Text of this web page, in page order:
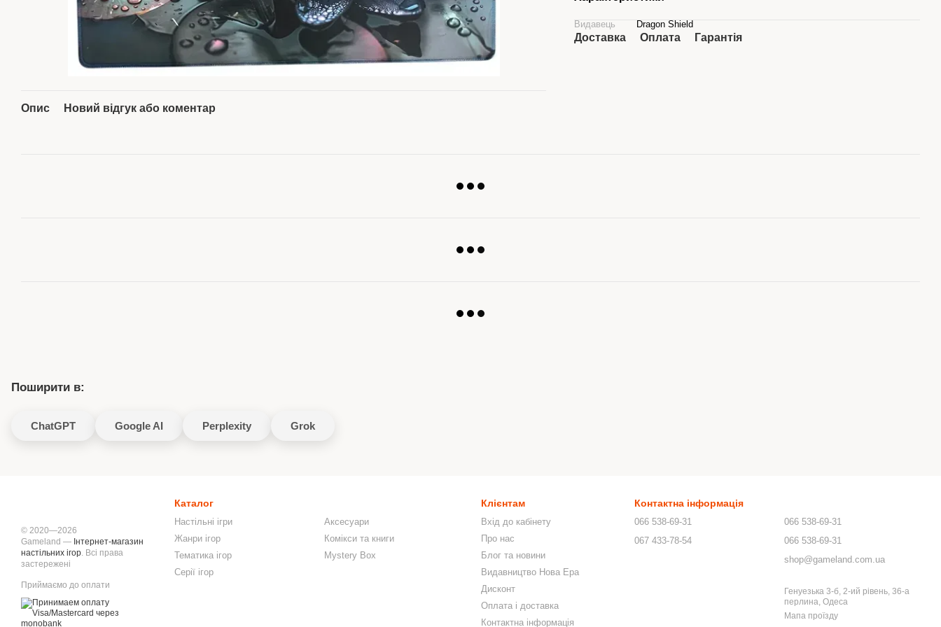
Опис Новий відгук або коментар
Видавець Dragon Shield
Доставка Оплата Гарантія
Поширити в:
ChatGPT Google AI Perplexity Grok
© 2020—2026
Gameland — Інтернет-магазин
настільних ігор. Всі права
застережені
Приймаємо до оплати
Каталог
Настільні ігри
Жанри ігор
Тематика ігор
Серії ігор
Аксесуари
Комікси та книги
Mystery Box
Клієнтам
Вхід до кабінету
Про нас
Блог та новини
Видавництво Нова Ера
Дисконт
Оплата і доставка
Контактна інформація
Контактна інформація
066 538-69-31
067 433-78-54
066 538-69-31
066 538-69-31
shop@gameland.com.ua
Генуезька 3-б, 2-ий рівень, 36-а
перлина, Одеса
Мапа проїзду